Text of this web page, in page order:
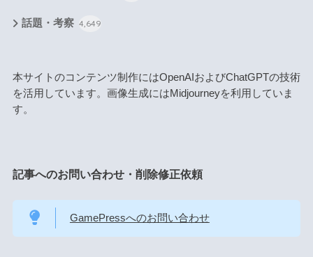
話題・考察 4,649
本サイトのコンテンツ制作にはOpenAIおよびChatGPTの技術
を活用しています。画像生成にはMidjourneyを利用していま
す。
記事へのお問い合わせ・削除修正依頼
GamePressへのお問い合わせ